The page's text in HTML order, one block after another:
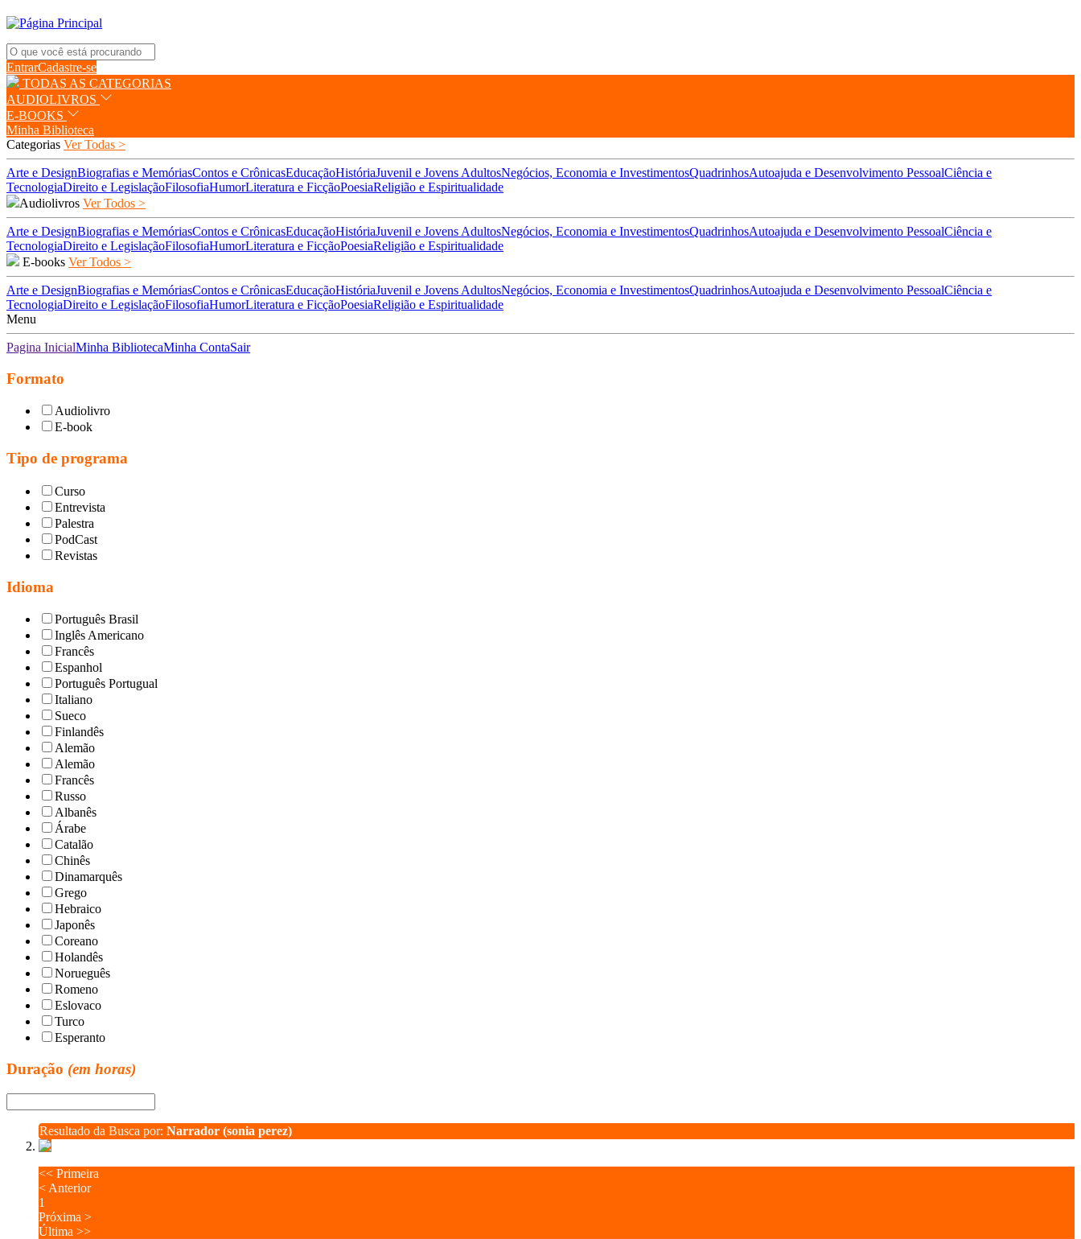
EntrarCadastre-se
TODAS AS CATEGORIAS
AUDIOLIVROS
E-BOOKS
Minha Biblioteca
Categorias Ver Todas >
Arte e DesignBiografias e MemóriasContos e CrônicasEducaçãoHistóriaJuvenil e Jovens AdultosNegócios, Economia e InvestimentosQuadrinhosAutoajuda e Desenvolvimento PessoalCiência e
TecnologiaDireito e LegislaçãoFilosofiaHumorLiteratura e FicçãoPoesiaReligião e Espiritualidade
Audiolivros Ver Todos >
Arte e DesignBiografias e MemóriasContos e CrônicasEducaçãoHistóriaJuvenil e Jovens AdultosNegócios, Economia e InvestimentosQuadrinhosAutoajuda e Desenvolvimento PessoalCiência e
TecnologiaDireito e LegislaçãoFilosofiaHumorLiteratura e FicçãoPoesiaReligião e Espiritualidade
E-books Ver Todos >
Arte e DesignBiografias e MemóriasContos e CrônicasEducaçãoHistóriaJuvenil e Jovens AdultosNegócios, Economia e InvestimentosQuadrinhosAutoajuda e Desenvolvimento PessoalCiência e
TecnologiaDireito e LegislaçãoFilosofiaHumorLiteratura e FicçãoPoesiaReligião e Espiritualidade
Menu
Pagina InicialMinha BibliotecaMinha ContaSair
Formato
Audiolivro
E-book
Tipo de programa
Curso
Entrevista
Palestra
PodCast
Revistas
Idioma
Português Brasil
Inglês Americano
Francês
Espanhol
Português Portugual
Italiano
Sueco
Finlandês
Alemão
Alemão
Francês
Russo
Albanês
Árabe
Catalão
Chinês
Dinamarquês
Grego
Hebraico
Japonês
Coreano
Holandês
Norueguês
Romeno
Eslovaco
Turco
Esperanto
Duração (em horas)
Resultado da Busca por: Narrador (sonia perez)
<< Primeira
< Anterior
1
Próxima >
Última >>